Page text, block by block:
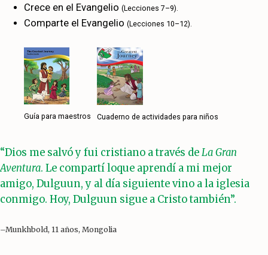
Crece en el Evangelio (Lecciones 7–9).
Comparte el Evangelio (Lecciones 10–12).
Guía para maestros Cuaderno de actividades para niños
“Dios me salvó y fui cristiano a través deLa Gran
Aventura. Le compartí loque aprendí a mi mejor
amigo, Dulguun, y al día siguiente vino a la iglesia
conmigo. Hoy, Dulguun sigue a Cristo también”.
–Munkhbold, 11 años, Mongolia